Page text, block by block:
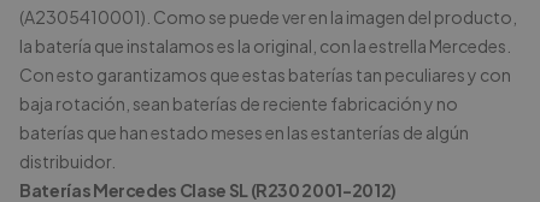
(A2305410001). Como se puede ver en la imagen del producto,
la batería que instalamos es la original, con la estrella Mercedes.
Con esto garantizamos que estas baterías tan peculiares y con
baja rotación, sean baterías de reciente fabricación y no
baterías que han estado meses en las estanterías de algún
distribuidor.
Baterías Mercedes Clase SL (R230 2001-2012)